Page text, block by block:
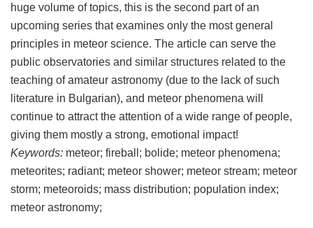
huge volume of topics, this is the second part of an
upcoming series that examines only the most general
principles in meteor science. The article can serve the
public observatories and similar structures related to the
teaching of amateur astronomy (due to the lack of such
literature in Bulgarian), and meteor phenomena will
continue to attract the attention of a wide range of people,
giving them mostly a strong, emotional impact!
Keywords: meteor; fireball; bolide; meteor phenomena;
meteorites; radiant; meteor shower; meteor stream; meteor
storm; meteoroids; mass distribution; population index;
meteor astronomy;